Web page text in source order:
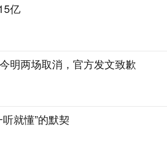
亿
明两场取消，官方发文致歉
就懂”的默契